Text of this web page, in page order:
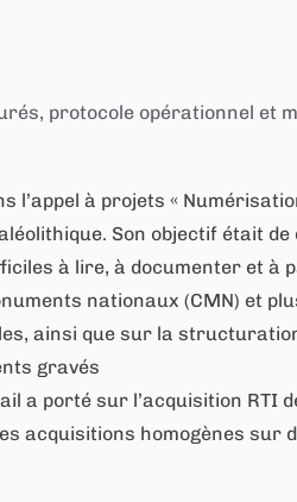
protocole opérationnel et
l’appel à projets «
Son objectif était
à lire, à documenter et à
nationaux (CMN) et
ainsi que sur la
gravés
a porté sur l’acquisition RTI
acquisitions homogènes